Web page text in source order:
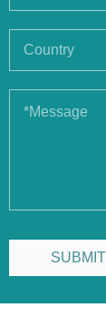
SUBMIT